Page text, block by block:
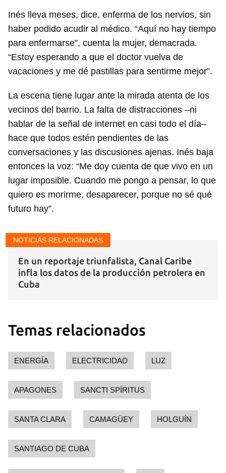
INICIAR SESIÓN CANCELAR
Inés lleva meses, dice, enferma de los nervios, sin
haber podido acudir al médico. “Aquí no hay tiempo
para enfermarse”, cuenta la mujer, demacrada.
“Estoy esperando a que el doctor vuelva de
vacaciones y me dé pastillas para sentirme mejor”.
La escena tiene lugar ante la mirada atenta de los
vecinos del barrio. La falta de distracciones –ni
hablar de la señal de internet en casi todo el día–
hace que todos estén pendientes de las
conversaciones y las discusiones ajenas. Inés baja
entonces la voz: “Me doy cuenta de que vivo en un
lugar imposible. Cuando me pongo a pensar, lo que
quiero es morirme, desaparecer, porque no sé qué
futuro hay”.
NOTICIAS RELACIONADAS
En un reportaje triunfalista, Canal Caribe
infla los datos de la producción petrolera en
Cuba
Temas relacionados
ENERGÍA ELECTRICIDAD LUZ
APAGONES SANCTI SPÍRITUS
SANTA CLARA CAMAGÜEY HOLGUÍN
SANTIAGO DE CUBA